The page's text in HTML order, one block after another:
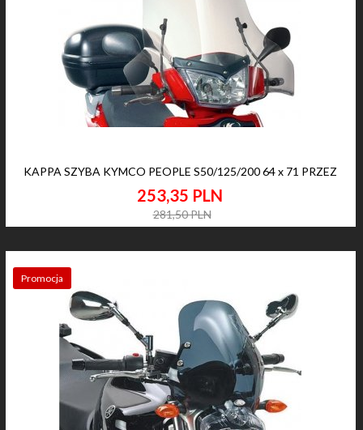
KAPPA SZYBA KYMCO PEOPLE S50/125/200 64 x 71 PRZEZ
253,35 PLN
281,50 PLN
Promocja